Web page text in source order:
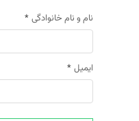
نام و نام خانوادگی *
ایمیل *